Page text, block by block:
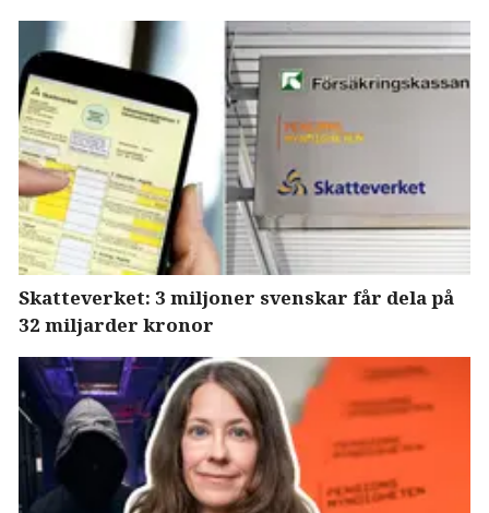
Skatteverket: 3 miljoner svenskar får dela på
32 miljarder kronor